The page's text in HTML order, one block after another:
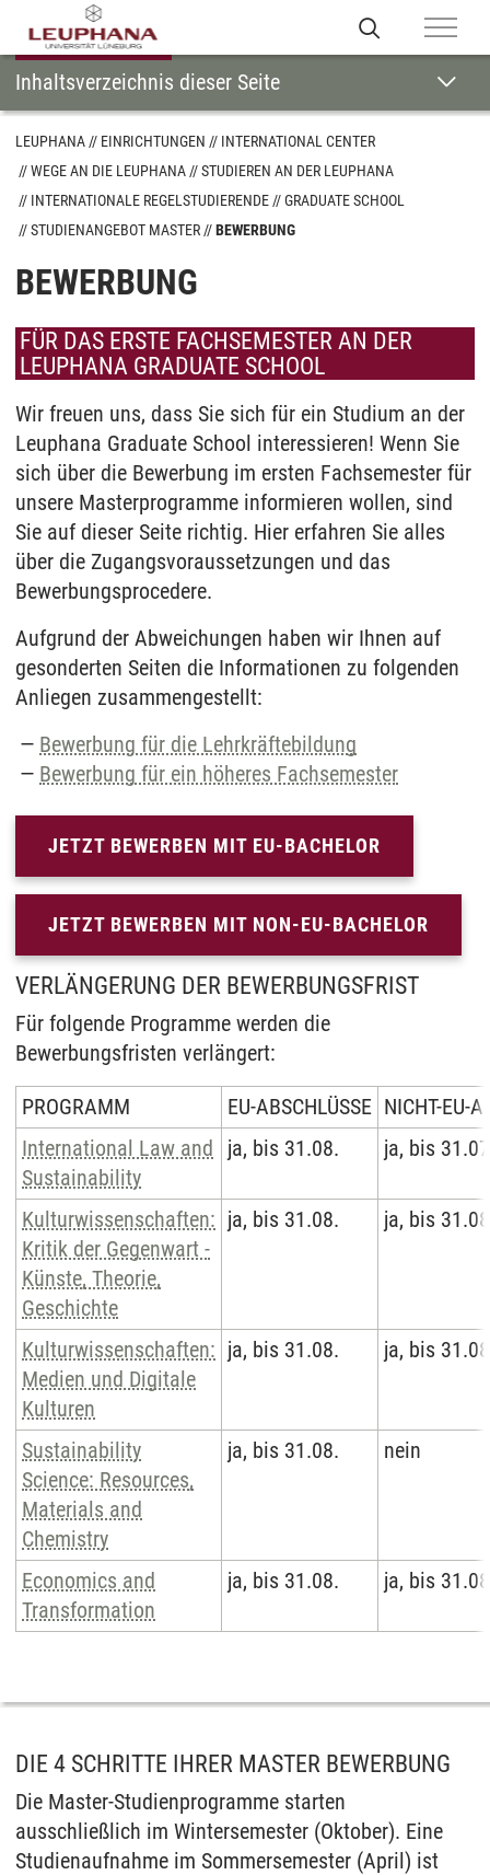
LEUPHANA EINRICHTUNGEN
INTERNATIONAL CENTER
WEGE AN DIE LEUPHANA
STUDIEREN AN DER LEUPHANA
INTERNATIONALE REGELSTUDIERENDE
GRADUATE SCHOOL
STUDIENANGEBOT MASTER
BEWERBUNG
BEWERBUNG
FÜR DAS ERSTE FACHSEMESTER AN DER
LEUPHANA GRADUATE SCHOOL
Wir freuen uns, dass Sie sich für ein Studium an der
Leuphana Graduate School interessieren! Wenn Sie
sich über die Bewerbung im ersten Fachsemester für
unsere Masterprogramme informieren wollen, sind
Sie auf dieser Seite richtig. Hier erfahren Sie alles
über die Zugangsvoraussetzungen und das
Bewerbungsprocedere.
Aufgrund der Abweichungen haben wir Ihnen auf
gesonderten Seiten die Informationen zu folgenden
Anliegen zusammengestellt:
Bewerbung für die Lehrkräftebildung
Bewerbung für ein höheres Fachsemester
JETZT BEWERBEN MIT EU-BACHELOR
JETZT BEWERBEN MIT NON-EU-BACHELOR
VERLÄNGERUNG DER BEWERBUNGSFRIST
Für folgende Programme werden die
Bewerbungsfristen verlängert:
PROGRAMM EU-ABSCHLÜSSE NICHT-EU-
International Law and
Sustainability
ja, bis 31.08. ja, bis
Kulturwissenschaften:
Kritik der Gegenwart -
Künste, Theorie,
Geschichte
ja, bis 31.08. ja, bis
Kulturwissenschaften:
Medien und Digitale
Kulturen
ja, bis 31.08. ja, bis
Sustainability
Science: Resources,
Materials and
Chemistry
ja, bis 31.08. nein
Economics and
Transformation
ja, bis 31.08. ja, bis
Inhaltsverzeichnis dieser Seite
DIE 4 SCHRITTE IHRER MASTER BEWERBUNG
Die Master-Studienprogramme starten
ausschließlich im Wintersemester (Oktober). Eine
Studienaufnahme im Sommersemester (April) ist